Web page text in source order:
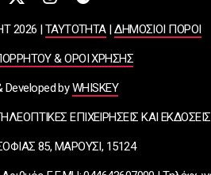
2026 |ΤΑΥΤΟΤΗΤΑ|ΔΗΜΟΣΙΟΙ ΠΟΡΟΙ
& ΟΡΟΙ ΧΡΗΣΗΣ
Developed byWHISKEY
ΕΠΙΧΕΙΡΗΣΕΙΣ ΚΑΙ
85, ΜΑΡΟΥΣΙ, 15124